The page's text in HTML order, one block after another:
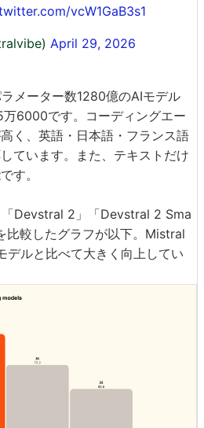
vcW1GaB3s1
April 29, 2026
メーター数1280億のAIモデル
6000です。コーディングエー
く、英語・日本語・フランス語
ています。また、テキストだけ
す。
Devstral 2」「Devstral 2 Sma
比較したグラフが以下。Mistral
ルと比べて大きく向上してい